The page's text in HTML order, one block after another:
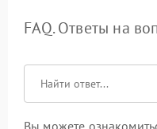
FAQ. Ответы на
Вы можете